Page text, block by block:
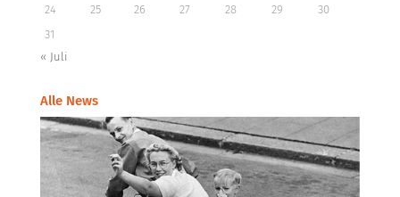
24
25 26 27 28 29
30
31
« Juli
Alle News